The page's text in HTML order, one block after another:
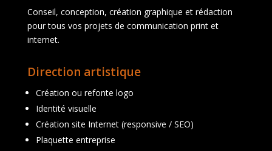
Conseil, conception, création graphique et rédaction
pour tous vos projets de communication print et
internet.
Direction artistique
Création ou refonte logo
Identité visuelle
Création site Internet (responsive / SEO)
Plaquette entreprise